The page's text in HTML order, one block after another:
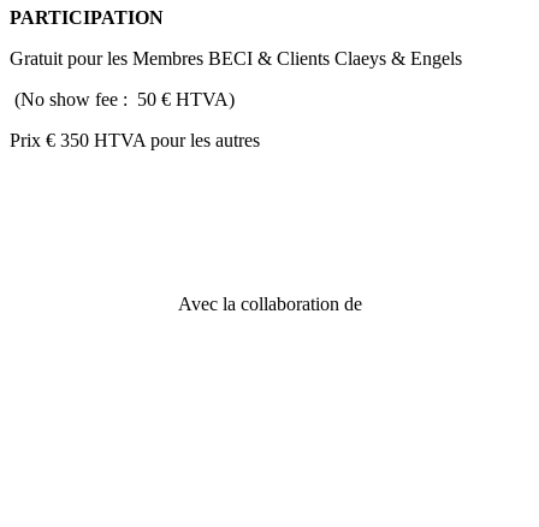
PARTICIPATION
Gratuit pour les Membres BECI & Clients Claeys & Engels
(No show fee : 50 € HTVA)
Prix € 350 HTVA pour les autres
Avec la collaboration de